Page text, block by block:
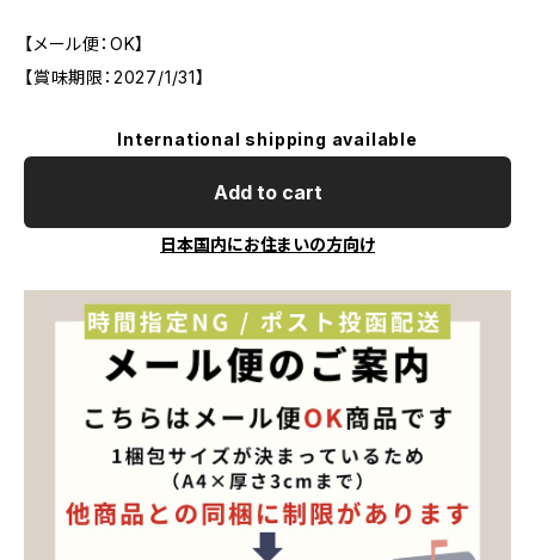
【メール便：OK】
【賞味期限：2027/1/31】
International shipping available
Add to cart
日本国内にお住まいの方向け